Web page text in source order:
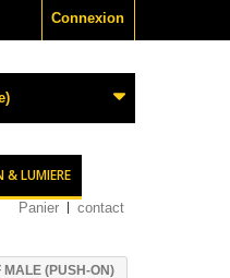
Connexion
& LUMIERE
Panier contact
MALE (PUSH-ON)